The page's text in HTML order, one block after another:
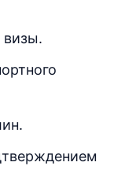
визы.